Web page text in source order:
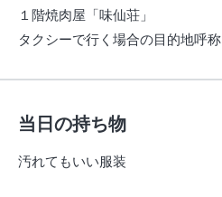
１階焼肉屋「味仙荘」
タクシーで行く場合の目的地呼称
当日の持ち物
汚れてもいい服装